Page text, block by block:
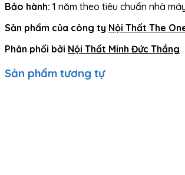
Bảo hành: 1 năm theo tiêu chuẩn nhà
Sản phẩm của công ty Nội Thất The
Phân phối bởi Nội Thất Minh Đức Thắng
Sản phẩm tương tự